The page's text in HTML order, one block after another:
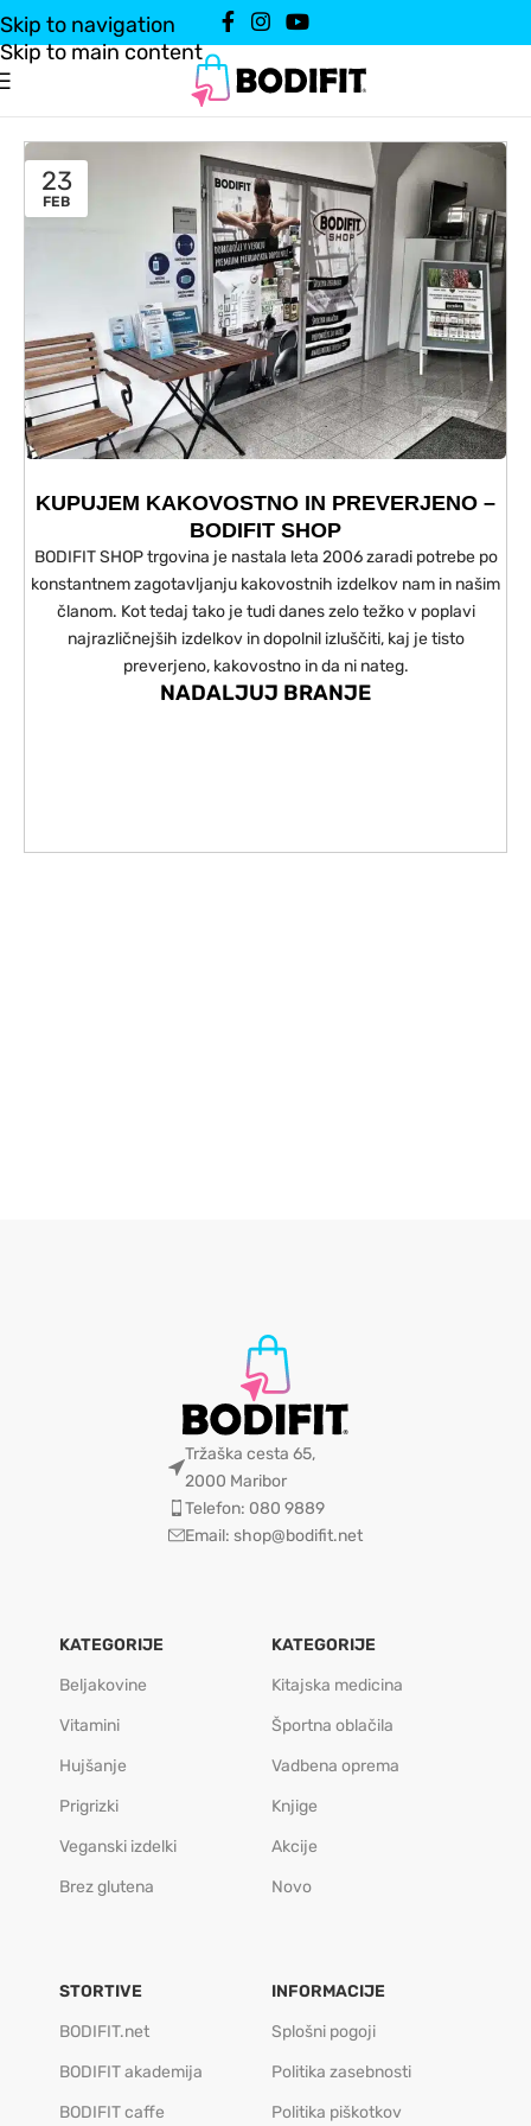
Skip to navigation
Skip to main content
23
FEB
KUPUJEM KAKOVOSTNO IN PREVERJENO –
BODIFIT SHOP
BODIFIT SHOP trgovina je nastala leta 2006 zaradi potrebe po
konstantnem zagotavljanju kakovostnih izdelkov nam in našim
članom. Kot tedaj tako je tudi danes zelo težko v poplavi
najrazličnejših izdelkov in dopolnil izluščiti, kaj je tisto
preverjeno, kakovostno in da ni nateg.
NADALJUJ BRANJE
Tržaška cesta 65,
2000 Maribor
Telefon: 080 9889
Email: shop@bodifit.net
KATEGORIJE
Beljakovine
Vitamini
Hujšanje
Prigrizki
Veganski izdelki
Brez glutena
KATEGORIJE
Kitajska medicina
Športna oblačila
Vadbena oprema
Knjige
Akcije
Novo
STORTIVE
BODIFIT.net
BODIFIT akademija
BODIFIT caffe
INFORMACIJE
Splošni pogoji
Politika zasebnosti
Politika piškotkov